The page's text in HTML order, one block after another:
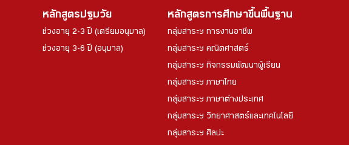
หลักสูตรปฐมวัย
ช่วงอายุ 2-3 ปี (เตรียมอนุบาล)
ช่วงอายุ 3-6 ปี (อนุบาล)
หลักสูตรการศึกษาขึ้นพื้นฐาน
กลุ่มสาระฯ การงานอาชีพ
กลุ่มสาระฯ คณิตศาสตร์
กลุ่มสาระฯ กิจกรรมพัฒนาผู้เรียน
กลุ่มสาระฯ ภาษาไทย
กลุ่มสาระฯ ภาษาต่างประเทศ
กลุ่มสาระฯ วิทยาศาสตร์และเทคโนโลยี
กลุ่มสาระฯ ศิลปะ